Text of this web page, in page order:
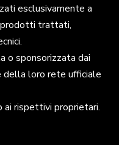
esclusivamente a
prodotti trattati,
o sponsorizzata dai
della loro rete ufficiale
ai rispettivi proprietari.